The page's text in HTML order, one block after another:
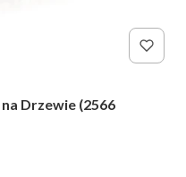
Drzewie (2566